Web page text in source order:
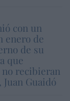
con un
enero de
de su
que
recibieran
Guaidó